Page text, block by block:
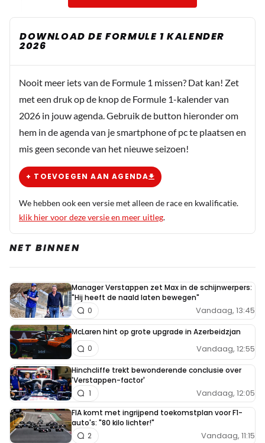
Vince78
29 februari 2020 13:34
maken over het gat tussen RB en Mercedes. :)
Boboost
29 februari 2020 14:46
Een overzicht van de beste tijden per bandtype per
coureur zou nuttiger zijn
TheButcher
1 maart 2020 18:46
minder aan het sandbaggen zijn.
AvW010
29 februari 2020 17:13
Toch vraag ik me af. Is het elke dag dezelfde auto. En van
wie is die auto dan waarmee ze de trainingsweek rijden.
Of maken ze 2 compleet nieuwe wagens na de testweek.
DOWNLOAD DE FORMULE 1 KALENDER
2026
Nooit meer iets van de Formule 1 missen? Dat kan! Zet
met een druk op de knop de Formule 1-kalender van
2026 in jouw agenda. Gebruik de button hieronder om
hem in de agenda van je smartphone of pc te plaatsen en
mis geen seconde van het nieuwe seizoen!
+ TOEVOEGEN AAN AGENDA
We hebben ook een versie met alleen de race en kwalificatie.
klik hier voor deze versie en meer uitleg.
NET BINNEN
Manager Verstappen zet Max in de schijnwerpers:
"Hij heeft de naald laten bewegen"
Vandaag, 13:45
0
McLaren hint op grote upgrade in Azerbeidzjan
Vandaag, 12:55
0
Hinchcliffe trekt bewonderende conclusie over
'Verstappen-factor'
Vandaag, 12:05
1
FIA komt met ingrijpend toekomstplan voor F1-
auto's: "80 kilo lichter!"
Vandaag, 11:15
2